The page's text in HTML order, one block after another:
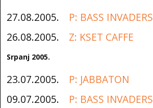
27.08.2005.
P: BASS INVADERS
26.08.2005.
Z: KSET CAFFE
Srpanj 2005.
23.07.2005.
P: JABBATON
09.07.2005.
P: BASS INVADERS